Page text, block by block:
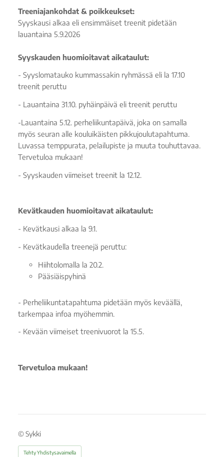
Treeniajankohdat & poikkeukset:
Syyskausi alkaa eli ensimmäiset treenit pidetään
lauantaina 5.9.2026
Syyskauden huomioitavat aikataulut:
- Syyslomatauko kummassakin ryhmässä eli la 17.10
treenit peruttu
- Lauantaina 31.10. pyhäinpäivä eli treenit peruttu
-Lauantaina 5.12. perheliikuntapäivä, joka on samalla
myös seuran alle kouluikäisten pikkujoulutapahtuma.
Luvassa temppurata, pelailupiste ja muuta touhuttavaa.
Tervetuloa mukaan!
- Syyskauden viimeiset treenit la 12.12.
Kevätkauden huomioitavat aikataulut:
- Kevätkausi alkaa la 9.1.
- Kevätkaudella treenejä peruttu:
Hiihtolomalla la 20.2.
Pääsiäispyhinä
- Perheliikuntatapahtuma pidetään myös keväällä,
tarkempaa infoa myöhemmin.
- Kevään viimeiset treenivuorot la 15.5.
Tervetuloa mukaan!
© Sykki
Tehty Yhdistysavaimella